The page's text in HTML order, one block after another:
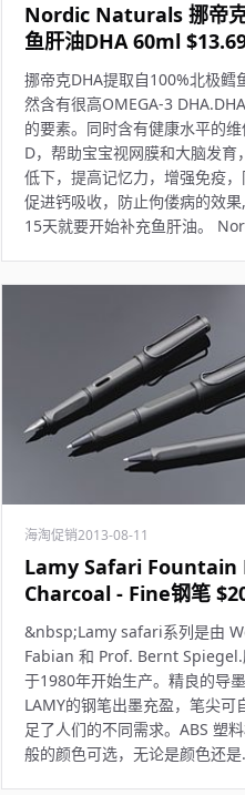
Nordic Naturals 挪帝
鱼肝油DHA 60ml
挪帝克DHA提取自100%北极鳕
然含有很高OMEGA-3
的要素。同时含有健康水平的
D，帮助宝宝视网膜和大脑发育
低下，提高记忆力，增强免疫，
促进钙吸收，防止佝偻病的效
15天就要开始补充鱼肝油。
海淘促销2013-08-11
Lamy Safari Fountain
Charcoal - Fine钢笔
&nbsp;Lamy safari系列是由
Fabian 和 Prof. Bernt Spiegel.
于1980年开始生产。精良的导
LAMY的钢笔出墨充盈，笔尖可
足了人们的不同需求。ABS 塑
般的颜色可选，无论是颜色还是